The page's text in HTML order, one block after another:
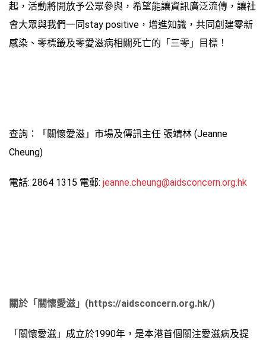
起，活動將開放予公眾參與，希望能讓資訊廣泛流傳，讓社
會大眾與我們一同stay positive，增進知識，共同創建零新
感染、零標籤及零愛滋病相關死亡的「三零」目標！
查詢：「關懷愛滋」市場及傳訊主任 張靖林 (Jeanne
Cheung)
電話: 2864 1315 電郵: jeanne.cheung@aidsconcern.org.hk
關於「關懷愛滋」 (https://aidsconcern.org.hk/)
「關懷愛滋」成立於1990年，是本港首個關注愛滋病及提